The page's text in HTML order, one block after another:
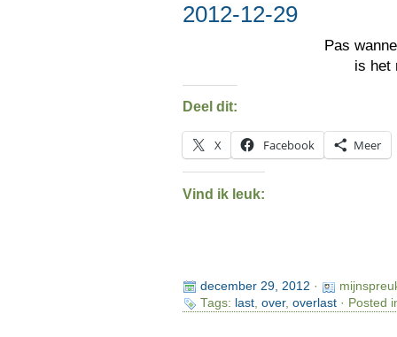
2012-12-29
Pas
is het
Deel dit:
X Facebook Meer
Vind ik leuk:
december 29, 2012 ·
Tags: last, over, overlast· Posted